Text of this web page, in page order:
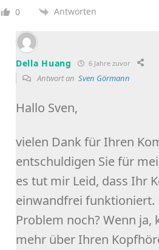
0 Antworten
Della Huang 6 Jahre zuvor
Antwort an Sven Görmann
Hallo Sven,
vielen Dank für Ihren
entschuldigen Sie für
es tut mir Leid, dass Ihr
einwandfrei funktioniert.
Problem noch? Wenn ja,
mehr über Ihren